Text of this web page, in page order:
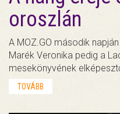
oroszlán
A MOZ.GO második
Marék Veronika pedig a
mesekönyvének
TOVÁBB